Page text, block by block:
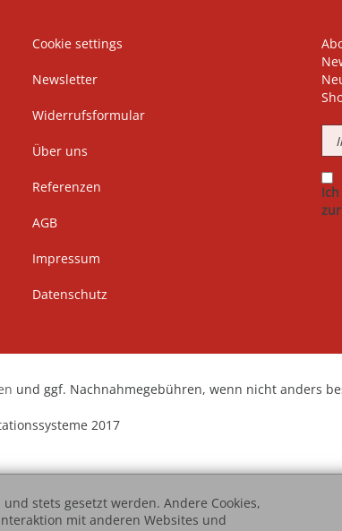
Cookie settings
Newsletter
Widerrufsformular
Über uns
Referenzen
AGB
Impressum
Datenschutz
und ggf. Nachnahmegebühren, wenn nicht anders
2017
stets gesetzt werden. Andere Cookies,
mit anderen Websites und